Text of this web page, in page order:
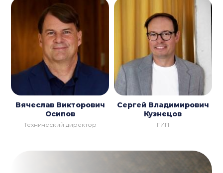
Вячеслав Викторович
Осипов
Технический директор
Сергей Владимирович
Кузнецов
ГИП